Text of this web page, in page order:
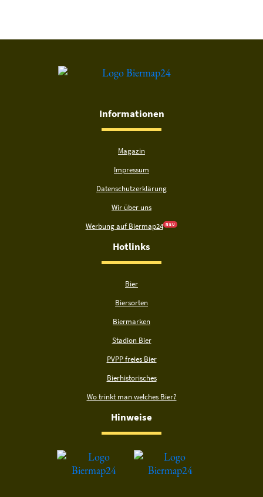
Informationen
Magazin
Impressum
Datenschutzerklärung
Wir über uns
Werbung auf Biermap24 N E U
Hotlinks
Bier
Biersorten
Biermarken
Stadion Bier
PVPP freies Bier
Bierhistorisches
Wo trinkt man welches Bier?
Hinweise